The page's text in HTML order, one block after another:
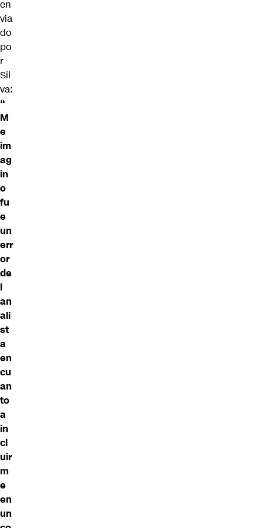
en
via
do
po
r
Sil
va:
“
M
e
im
ag
in
o
fu
e
un
err
or
de
l
an
ali
st
a
en
cu
an
to
a
in
cl
uir
m
e
en
un